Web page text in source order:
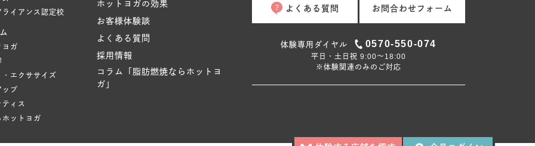
ライアンス認定校
ヨガ
エクササイズ
ップ
ィス
ホットヨガ
ホットヨガの効果
お客様体験談
よくある質問
採用情報
コラム「脂肪燃焼ならホットヨ
ガ」
よくある質問 お問合わせフォーム
体験専用ダイヤル 0570-550-074
平日・土日祝 9:00〜18:00
※体験関連のみのご対応